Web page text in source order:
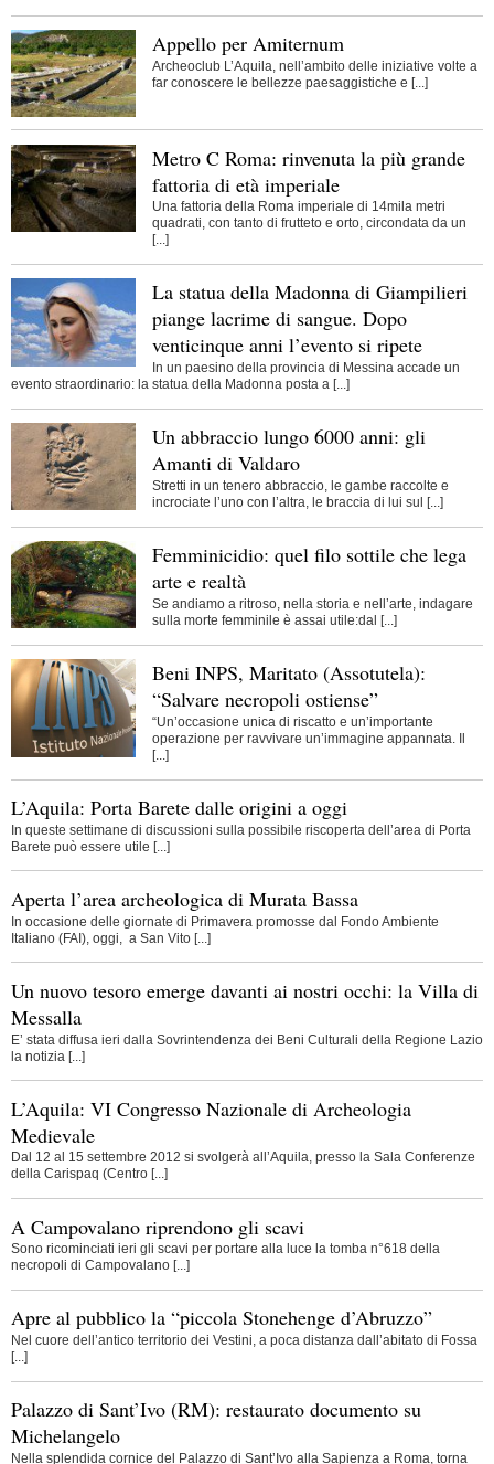
Appello per Amiternum
Archeoclub L’Aquila, nell’ambito delle iniziative volte a
far conoscere le bellezze paesaggistiche e [...]
Metro C Roma: rinvenuta la più grande
fattoria di età imperiale
Una fattoria della Roma imperiale di 14mila metri
quadrati, con tanto di frutteto e orto, circondata da un
[...]
La statua della Madonna di Giampilieri
piange lacrime di sangue. Dopo
venticinque anni l’evento si ripete
In un paesino della provincia di Messina accade un
evento straordinario: la statua della Madonna posta a [...]
Un abbraccio lungo 6000 anni: gli
Amanti di Valdaro
Stretti in un tenero abbraccio, le gambe raccolte e
incrociate l’uno con l’altra, le braccia di lui sul [...]
Femminicidio: quel filo sottile che lega
arte e realtà
Se andiamo a ritroso, nella storia e nell’arte, indagare
sulla morte femminile è assai utile:dal [...]
Beni INPS, Maritato (Assotutela):
“Salvare necropoli ostiense”
“Un’occasione unica di riscatto e un’importante
operazione per ravvivare un’immagine appannata. Il
[...]
L’Aquila: Porta Barete dalle origini a oggi
In queste settimane di discussioni sulla possibile riscoperta dell’area di Porta
Barete può essere utile [...]
Aperta l’area archeologica di Murata Bassa
In occasione delle giornate di Primavera promosse dal Fondo Ambiente
Italiano (FAI), oggi, a San Vito [...]
Un nuovo tesoro emerge davanti ai nostri occhi: la Villa di
Messalla
E’ stata diffusa ieri dalla Sovrintendenza dei Beni Culturali della Regione Lazio
la notizia [...]
L’Aquila: VI Congresso Nazionale di Archeologia
Medievale
Dal 12 al 15 settembre 2012 si svolgerà all’Aquila, presso la Sala Conferenze
della Carispaq (Centro [...]
A Campovalano riprendono gli scavi
Sono ricominciati ieri gli scavi per portare alla luce la tomba n°618 della
necropoli di Campovalano [...]
Apre al pubblico la “piccola Stonehenge d’Abruzzo”
Nel cuore dell’antico territorio dei Vestini, a poca distanza dall’abitato di Fossa
[...]
Palazzo di Sant’Ivo (RM): restaurato documento su
Michelangelo
Nella splendida cornice del Palazzo di Sant’Ivo alla Sapienza a Roma, torna